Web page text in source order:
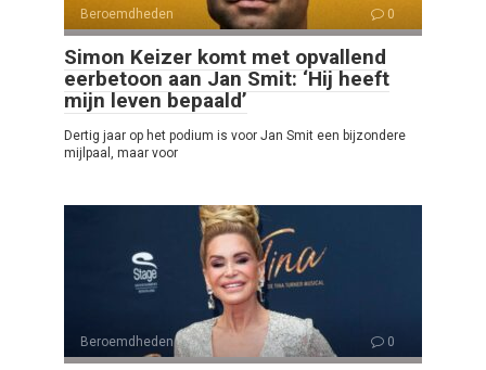
Beroemdheden 0
Simon Keizer komt met opvallend
eerbetoon aan Jan Smit: ‘Hij heeft
mijn leven bepaald’
Dertig jaar op het podium is voor Jan Smit een bijzondere
mijlpaal, maar voor
Beroemdheden 0